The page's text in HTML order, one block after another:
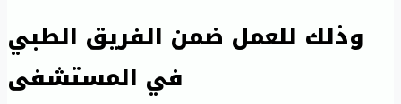
وذلك للعمل ضمن الفريق الطبي
في المستشفى